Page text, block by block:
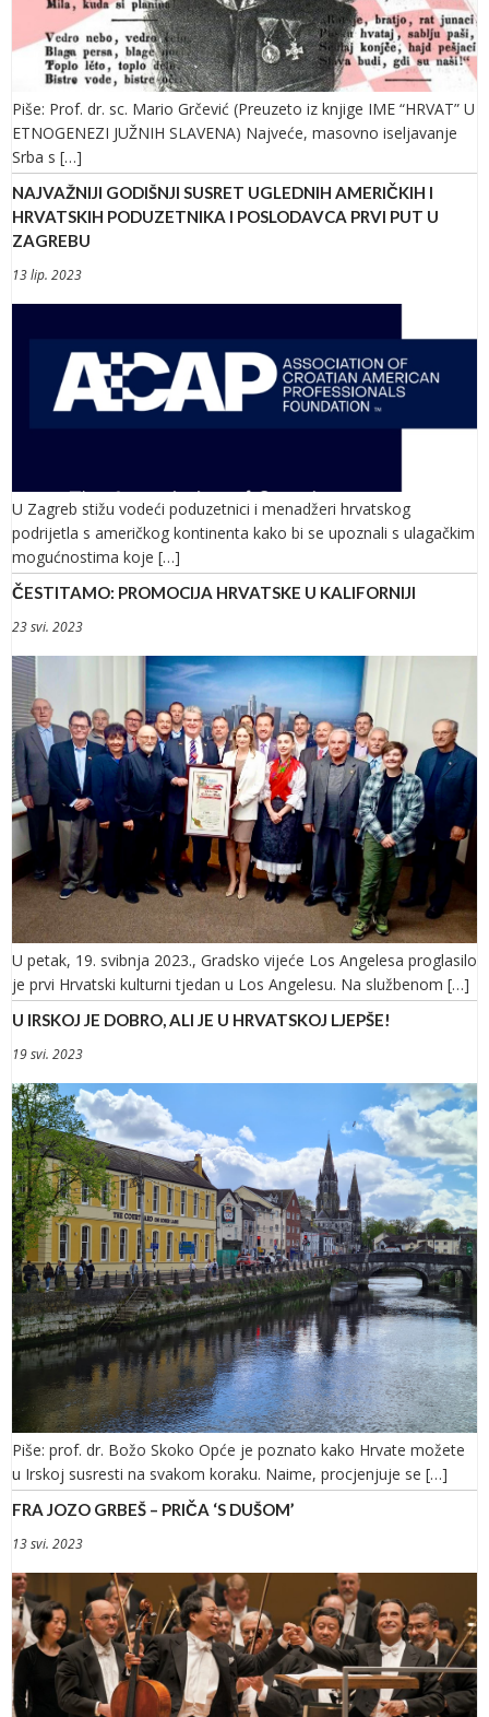
Piše: Prof. dr. sc. Mario Grčević (Preuzeto iz knjige IME “HRVAT” U
ETNOGENEZI JUŽNIH SLAVENA) Najveće, masovno iseljavanje
Srba s […]
NAJVAŽNIJI GODIŠNJI SUSRET UGLEDNIH AMERIČKIH I
HRVATSKIH PODUZETNIKA I POSLODAVCA PRVI PUT U
ZAGREBU
13 lip. 2023
U Zagreb stižu vodeći poduzetnici i menadžeri hrvatskog
podrijetla s američkog kontinenta kako bi se upoznali s ulagačkim
mogućnostima koje […]
ČESTITAMO: PROMOCIJA HRVATSKE U KALIFORNIJI
23 svi. 2023
U petak, 19. svibnja 2023., Gradsko vijeće Los Angelesa proglasilo
je prvi Hrvatski kulturni tjedan u Los Angelesu. Na službenom […]
U IRSKOJ JE DOBRO, ALI JE U HRVATSKOJ LJEPŠE!
19 svi. 2023
Piše: prof. dr. Božo Skoko Opće je poznato kako Hrvate možete
u Irskoj susresti na svakom koraku. Naime, procjenjuje se […]
FRA JOZO GRBEŠ – PRIČA ‘S DUŠOM’
13 svi. 2023